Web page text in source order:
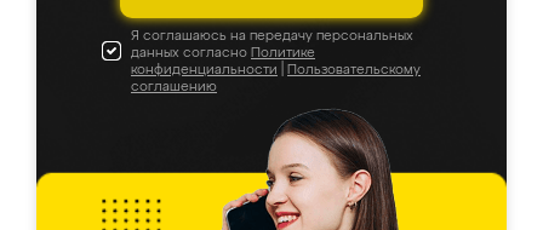
Я соглашаюсь на передачу персональных
данных согласно Политике
конфиденциальности
Пользовательскому
соглашению